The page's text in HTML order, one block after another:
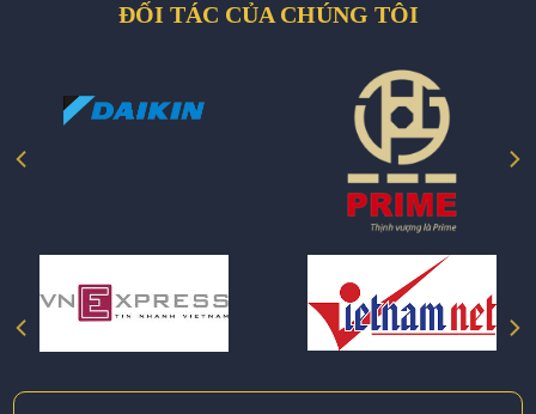
ĐỐI TÁC CỦA CHÚNG TÔI